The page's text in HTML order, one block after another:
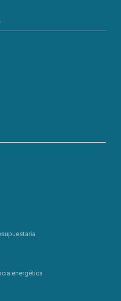
energética